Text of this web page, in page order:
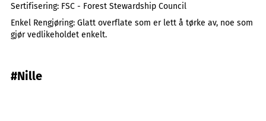
Sertifisering: FSC - Forest Stewardship Council
Enkel Rengjøring: Glatt overflate som er lett å tørke av, noe som
gjør vedlikeholdet enkelt.
#Nille